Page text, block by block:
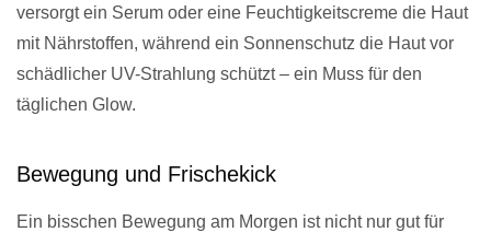
versorgt ein Serum oder eine Feuchtigkeitscreme die Haut
mit Nährstoffen, während ein Sonnenschutz die Haut vor
schädlicher UV-Strahlung schützt – ein Muss für den
täglichen Glow.
Bewegung und Frischekick
Ein bisschen Bewegung am Morgen ist nicht nur gut für